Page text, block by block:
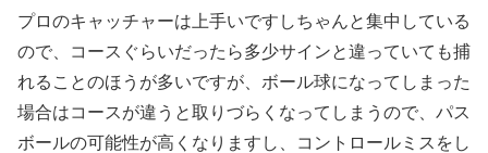
プロのキャッチャーは上手いですしちゃんと集中している
ので、コースぐらいだったら多少サインと違っていても捕
れることのほうが多いですが、ボール球になってしまった
場合はコースが違うと取りづらくなってしまうので、パス
ボールの可能性が高くなりますし、コントロールミスをし